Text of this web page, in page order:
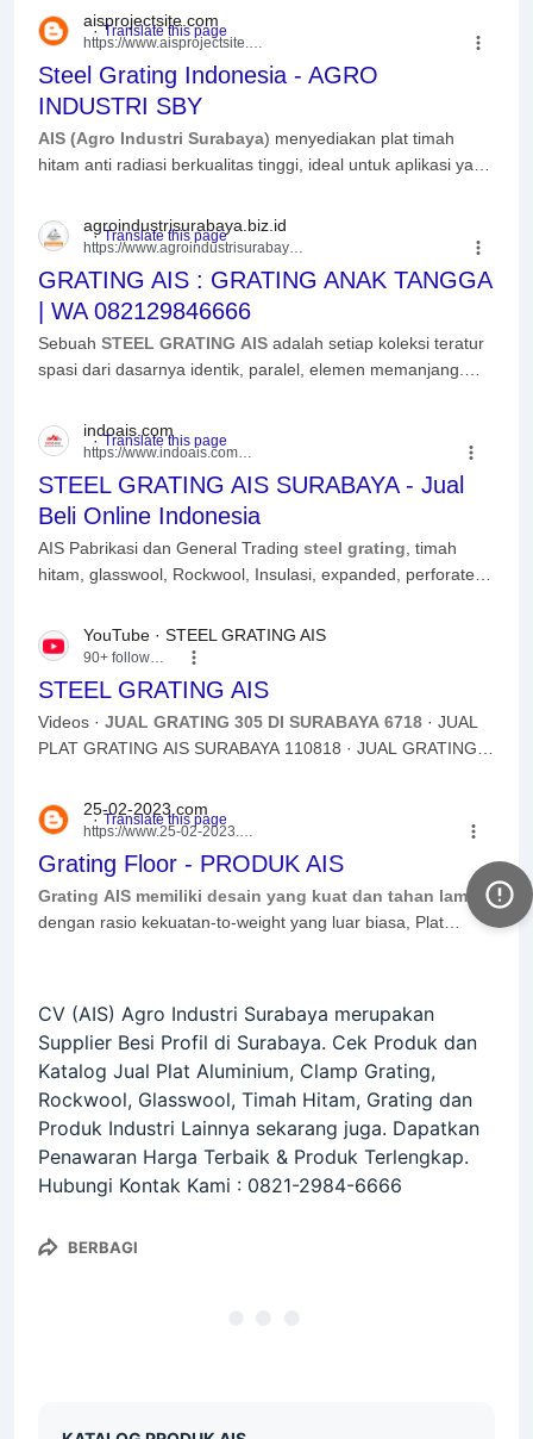
Steel Grating Indonesia - AGRO
INDUSTRI SBY
aisprojectsite.com
https://www.aisprojectsite.com
AIS (Agro Industri Surabaya) menyediakan plat timah
hitam anti radiasi berkualitas tinggi, ideal untuk aplikasi yang
more
GRATING AIS : GRATING ANAK TANGGA
| WA 082129846666
agroindustrisurabaya.biz.id
https://www.agroindustrisurabaya.biz.id
Sebuah STEEL GRATING AIS adalah setiap koleksi teratur
spasi dari dasarnya identik, paralel, elemen memanjang.
more
STEEL GRATING AIS SURABAYA - Jual
Beli Online Indonesia
indoais.com
https://www.indoais.com
› 2016/07
AIS Pabrikasi dan General Trading steel grating , timah
hitam, glasswool, Rockwool, Insulasi, expanded, perforated
STEEL GRATING AIS
YouTube · STEEL GRATING AIS
90+ followers
Videos · JUAL GRATING 305 DI SURABAYA 6718 · JUAL
PLAT GRATING AIS SURABAYA 110818 · JUAL GRATING
Grating Floor - PRODUK AIS
25-02-2023.com
https://www.25-02-2023.com
Grating AIS memiliki desain yang kuat dan tahan lama
dengan rasio kekuatan-to-weight yang luar biasa, Plat
CV (AIS) Agro Industri Surabaya merupakan
Supplier Besi Profil di Surabaya. Cek Produk dan
Katalog Jual Plat Aluminium, Clamp Grating,
Rockwool, Glasswool, Timah Hitam, Grating dan
Produk Industri Lainnya sekarang juga. Dapatkan
Penawaran Harga Terbaik & Produk Terlengkap.
Hubungi Kontak Kami : 0821-2984-6666
BERBAGI